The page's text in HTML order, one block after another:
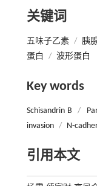
关键词
五味子乙素 / 胰
蛋白
/ 波形蛋白
Key words
Schisandrin B /
invasion / N-
引用本文